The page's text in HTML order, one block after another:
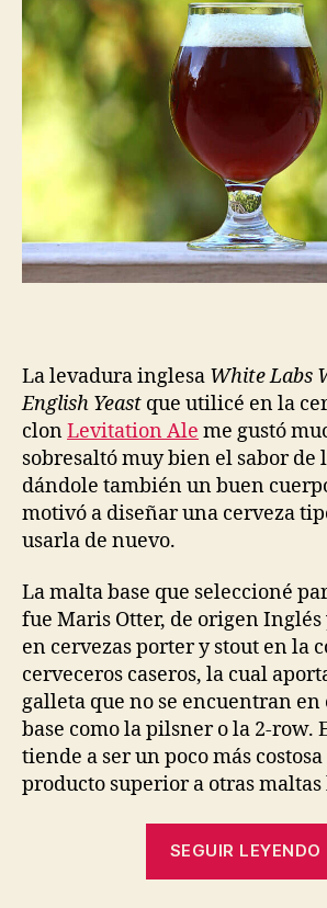
La levadura inglesa White Labs
English Yeast que utilicé en la
clonLevitation Ale me gustó
sobresaltó muy bien el sabor de
dándole también un buen
motivó a diseñar una cerveza
usarla de nuevo.
La malta base que seleccioné
fue Maris Otter, de origen Inglés
en cervezas porter y stout en la
cerveceros caseros, la cual
galleta que no se encuentran en
base como la pilsner o la 2-row.
tiende a ser un poco más
producto superior a otras maltas
SEGUIR LEYENDO